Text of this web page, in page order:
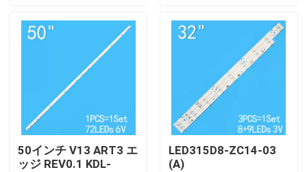
私達に連絡しなさい
引用を要求しなさい
LEDテレビのバックライト
50インチ V13 ART3 エ
ッジ REV0.1 KDL-
LED315D8-ZC14-03
(A)